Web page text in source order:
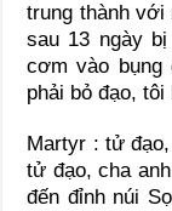
trung thành với
sau 13 ngày
cơm vào bụng
phải bỏ đạo, tôi
Martyr : tử
tử đạo, cha
đến đỉnh núi